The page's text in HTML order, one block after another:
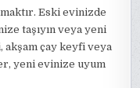
Eski evinizde
taşıyın veya yeni
akşam çay keyfi veya
yeni evinize uyum